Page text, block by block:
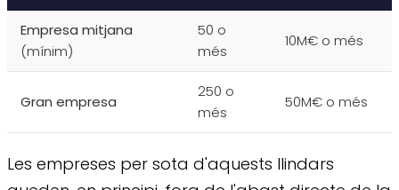
Empresa mitjana
(mínim)
50 o
més
10M€ o més
Gran empresa
250 o
més
50M€ o més
Les empreses per sota d'aquests llindars